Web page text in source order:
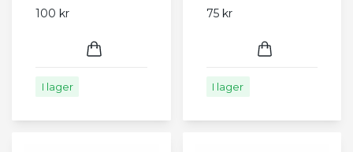
100 kr
I lager
75 kr
I lager